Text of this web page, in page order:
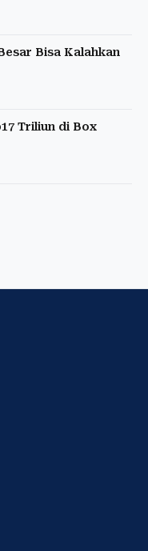
Bisa Kalahkan
Triliun di Box